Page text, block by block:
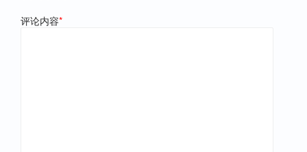
评论内容*